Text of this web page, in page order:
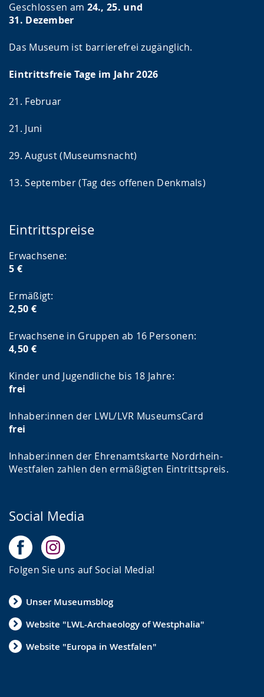
Geschlossen am 24., 25. und
31. Dezember
Das Museum ist barrierefrei zugänglich.
Eintrittsfreie Tage im Jahr 2026
21. Februar
21. Juni
29. August (Museumsnacht)
13. September (Tag des offenen Denkmals)
Eintrittspreise
Erwachsene:
5 €
Ermäßigt:
2,50 €
Erwachsene in Gruppen ab 16 Personen:
4,50 €
Kinder und Jugendliche bis 18 Jahre:
frei
Inhaber:innen der LWL/LVR MuseumsCard
frei
Inhaber:innen der Ehrenamtskarte Nordrhein-
Westfalen zahlen den ermäßigten Eintrittspreis.
Social Media
Folgen Sie uns auf Social Media!
Unser Museumsblog
Website "LWL-Archaeology of Westphalia"
Website "Europa in Westfalen"